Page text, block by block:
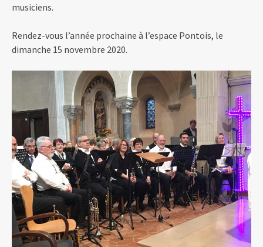
musiciens.
Rendez-vous l’année prochaine à l’espace Pontois, le
dimanche 15 novembre 2020.